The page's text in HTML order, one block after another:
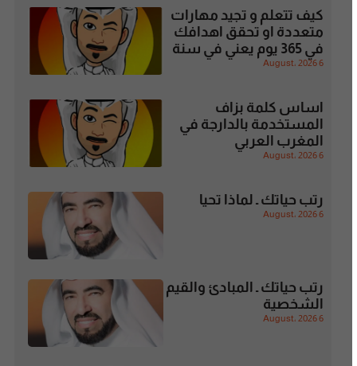
كيف تتعلم و تجيد مهارات
متعددة او تحقق اهدافك
في 365 يوم يعني في سنة
6 August، 2026
اساس كلمة بزاف
المستخدمة بالدارجة في
المغرب العربي
6 August، 2026
رتب حياتك ـ لماذا تحيا
6 August، 2026
رتب حياتك ـ المبادئ والقيم
الشخصية
6 August، 2026